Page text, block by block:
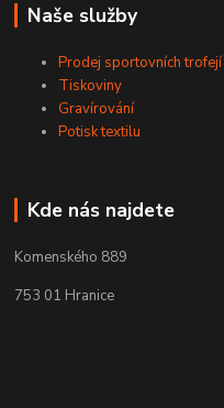
Naše služby
Prodej sportovních trofejí
Tiskoviny
Gravírování
Potisk textilu
Kde nás najdete
Komenského 889
753 01 Hranice